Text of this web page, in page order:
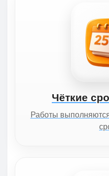
Чёткие
Работы